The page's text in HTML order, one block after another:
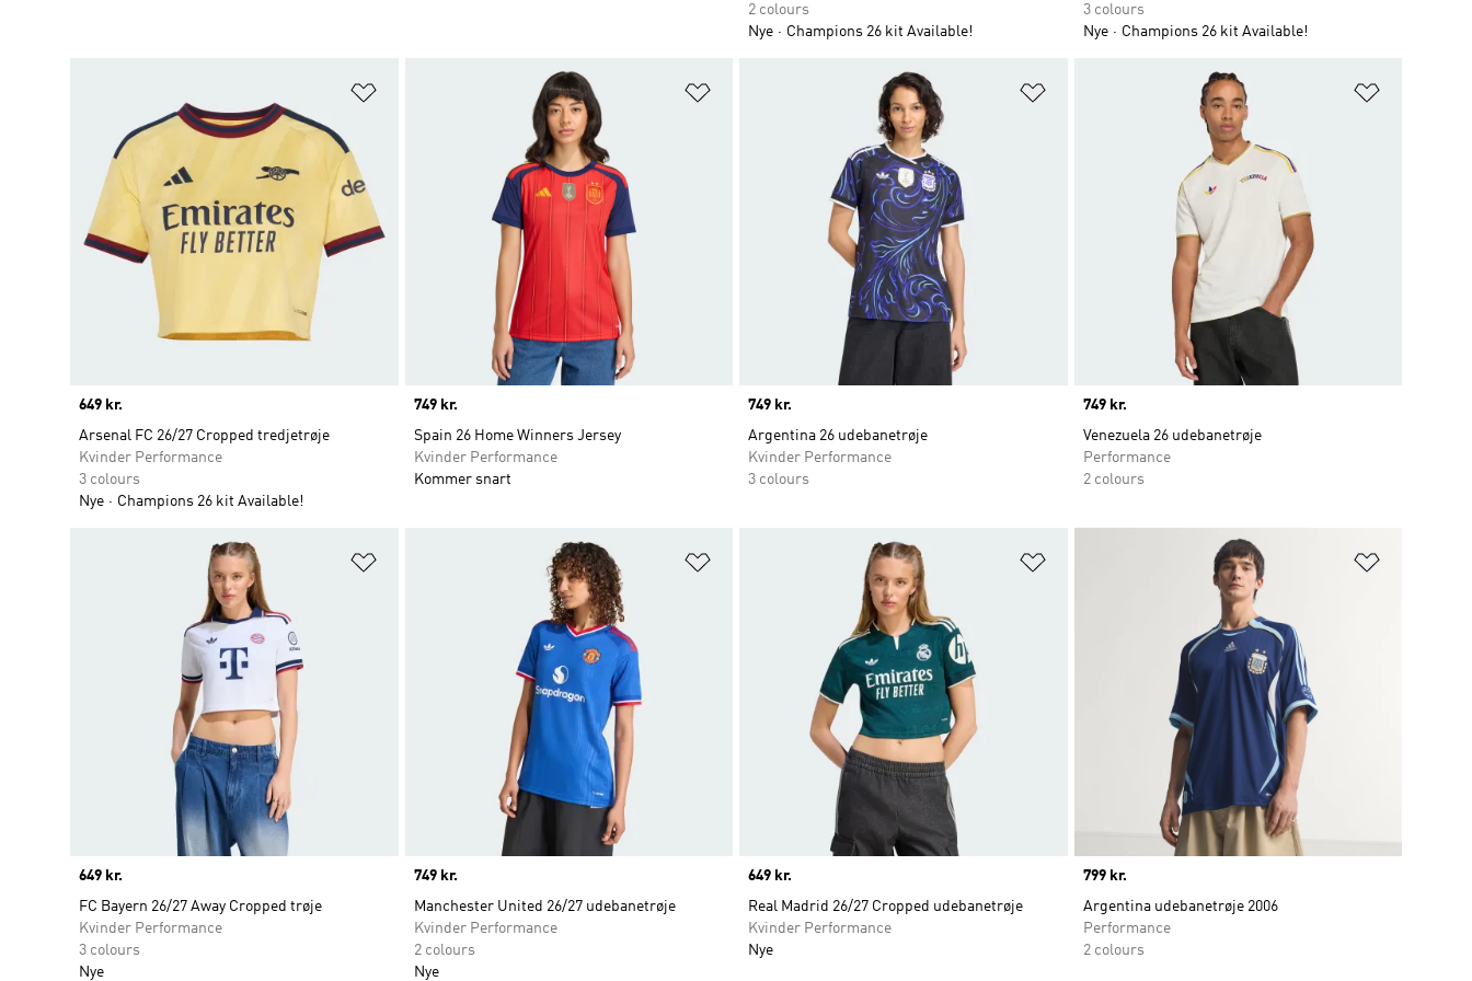
2 colours
Nye
Champions 26 kit Available!
3 colours
Nye
Champions 26 kit Available!
Price
649 kr.
Arsenal FC 26/27 Cropped tredjetrøje
Kvinder Performance
3 colours
Nye
Champions 26 kit Available!
Price
749 kr.
Spain 26 Home Winners Jersey
Kvinder Performance
Kommer snart
Price
749 kr.
Argentina 26 udebanetrøje
Kvinder Performance
3 colours
Price
749 kr.
Venezuela 26 udebanetrøje
Performance
2 colours
Price
649 kr.
FC Bayern 26/27 Away Cropped trøje
Kvinder Performance
3 colours
Nye
Price
749 kr.
Manchester United 26/27 udebanetrøje
Kvinder Performance
2 colours
Nye
Price
649 kr.
Real Madrid 26/27 Cropped udebanetrøje
Kvinder Performance
Nye
Price
799 kr.
Argentina udebanetrøje 2006
Performance
2 colours